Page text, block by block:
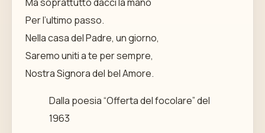
Per l’ultimo passo.
Nella casa del Padre, un giorno,
Saremo uniti a te per sempre,
Nostra Signora del bel Amore.
Dalla poesia “Offerta del focolare” del
1963